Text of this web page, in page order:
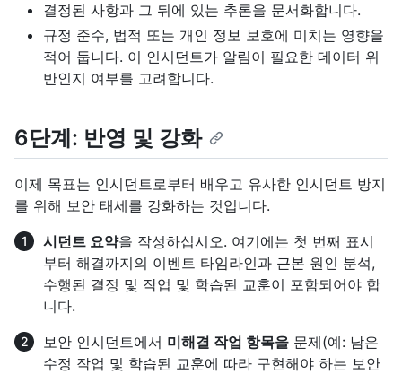
결정된 사항과 그 뒤에 있는 추론을 문서화합니다.
규정 준수, 법적 또는 개인 정보 보호에 미치는 영향을
적어 둡니다. 이 인시던트가 알림이 필요한 데이터 위
반인지 여부를 고려합니다.
6단계: 반영 및 강화
이제 목표는 인시던트로부터 배우고 유사한 인시던트 방지
를 위해 보안 태세를 강화하는 것입니다.
시던트 요약을 작성하십시오. 여기에는 첫 번째 표시
부터 해결까지의 이벤트 타임라인과 근본 원인 분석,
수행된 결정 및 작업 및 학습된 교훈이 포함되어야 합
니다.
보안 인시던트에서 미해결 작업 항목을 문제(예: 남은
수정 작업 및 학습된 교훈에 따라 구현해야 하는 보안